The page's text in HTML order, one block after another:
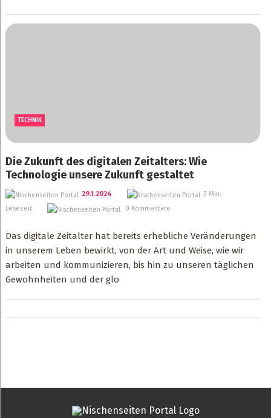
TECHNIK
Die Zukunft des digitalen Zeitalters: Wie
Technologie unsere Zukunft gestaltet
29.1.2024
3 Min.
Lesezeit
0 Kommentare
Das digitale Zeitalter hat bereits erhebliche Veränderungen
in unserem Leben bewirkt, von der Art und Weise, wie wir
arbeiten und kommunizieren, bis hin zu unseren täglichen
Gewohnheiten und der glo